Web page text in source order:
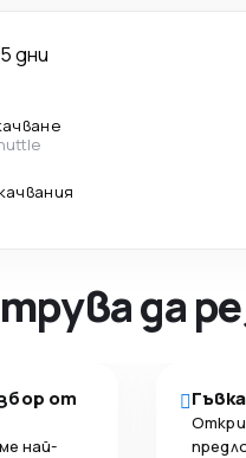
5 дни
да
от
най-